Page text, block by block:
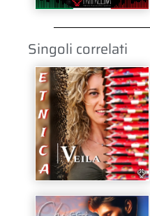
Singoli correlati